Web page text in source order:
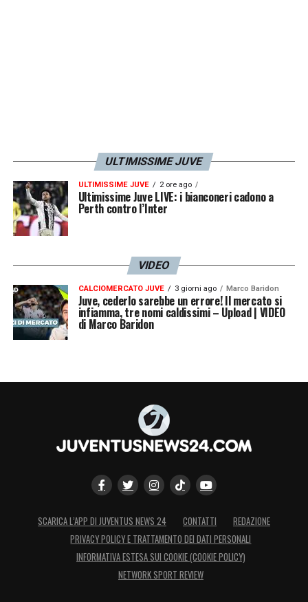
ULTIMISSIME JUVE
ULTIMISSIME JUVE 2 ore ago
Ultimissime Juve LIVE: i bianconeri cadono a
Perth contro l’Inter
VIDEO
CALCIOMERCATO JUVE 3 giorni ago Marco Baridon
Juve, cederlo sarebbe un errore! Il mercato si
infiamma, tre nomi caldissimi – Upload | VIDEO
di Marco Baridon
SCARICA L’APP DI JUVENTUS NEWS 24 CONTATTI
REDAZIONE
PRIVACY POLICY E TRATTAMENTO DEI DATI PERSONALI
INFORMATIVA ESTESA SUI COOKIE (COOKIE POLICY)
NETWORK SPORT REVIEW